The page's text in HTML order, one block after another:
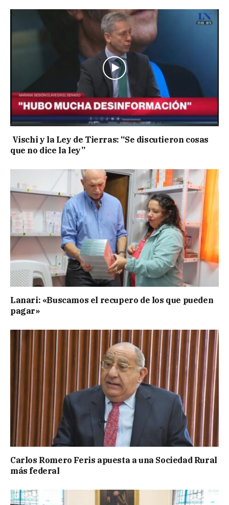
Vischi y la Ley de Tierras: “Se discutieron cosas
que no dice la ley”
Lanari: «Buscamos el recupero de los que pueden
pagar»
Carlos Romero Feris apuesta a una Sociedad Rural
más federal